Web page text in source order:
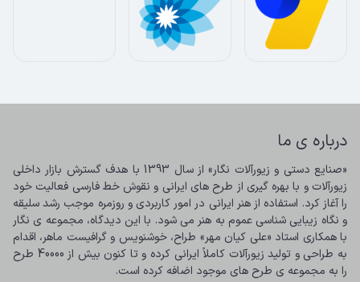
درباره ی ما
را به مجموعه ی طرح های موجود اضافه کرده است.